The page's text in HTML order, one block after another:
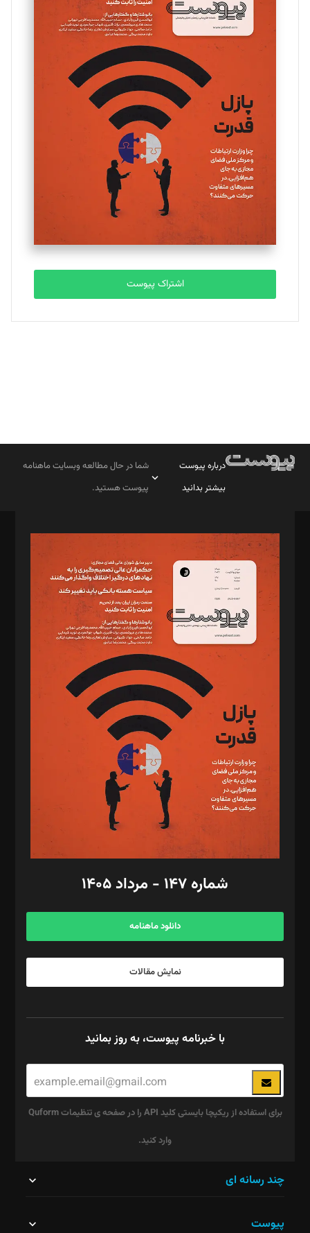
مینا پاکدل
یسنا امان‌پور
تحریریه
ملینا جعفری
تحریریه
مصطفی مسجدی آرانی
تحریریه
بابک نقاش
تحریریه
اشتراک پیوست
درباره پیوست
بیشتر بدانید
شما در حال مطالعه وبسایت ماهنامه
پیوست هستید.
مدیر مسئول: محمدباقر اثنی‌عشری
سردبیر: مهرک محمودی
دبیر تحریریه: میثم قاسمی
د‌بیر ناداستان: سمانه سمیع
د‌بیر خدمت و تجارت: ابوالفضل رجبی
د‌بیر حقوق فناوری: حسام‌الدین ایپکچی
د‌بیر پیوست جهان: مینا پاکدل
د‌بیر تحریریه آنلاین: بابک نقاش
تحریریه‌: مجتبی محمود‌ی، آرش برهمند، یسنا امان‌پور، سروش کرمیان،
مصطفی مسجدی آرانی، ابوالفضل رجبی، زهرا فکرانه، فائزه فتحی
رستمی،مصطفی باستان
ویرایش: نگار استاد‌‌آقا
طراح یونیفرم: مجید توکلی
فیلمبرداری و عکاسی: امیر شفیعی، مانی لطفی زاده
گرافیک و صفحه‌آرایی: سید‌سبحان‌علی ثابت
مد‌یر توسعه تجاری: کامبیز برید‌
امور مالی: شاپور رهبری، محمد‌ کاظمی‌نیا
آگهی و مشترکین: ۰۹۱۹۹۹۹۰۴۵۴
شماره ۱۴۷ - مرداد ۱۴۰۵
دانلود ماهنامه
نمایش مقالات
با خبرنامه پیوست، به روز بمانید
برای استفاده از ریکپچا بایستی کلید API را در صفحه ی تنظیمات Quform
وارد کنید.
نباید
چند رسانه ای
پیوست